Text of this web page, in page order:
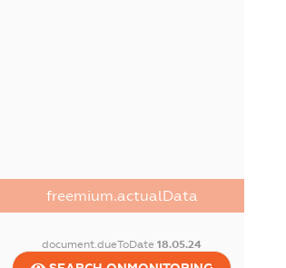
freemium.actualData
document.dueToDate18.05.24